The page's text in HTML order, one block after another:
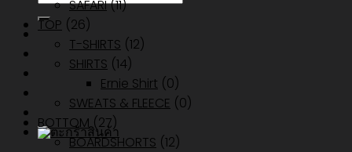
SAFARI(11)
TOP (26)
T-SHIRTS (12)
SHIRTS (14)
Ernie Shirt (0)
SWEATS & FLEECE (0)
BOTTOM(27)
BOARDSHORTS (12)